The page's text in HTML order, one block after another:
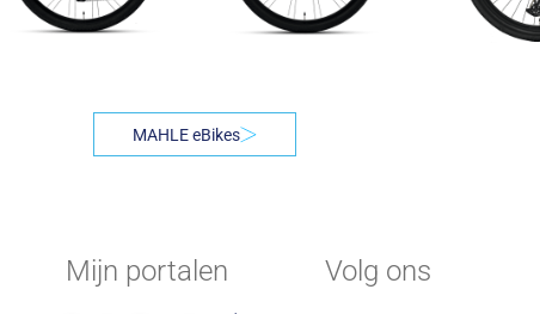
MAHLE eBikes
Mijn portalen Volg ons